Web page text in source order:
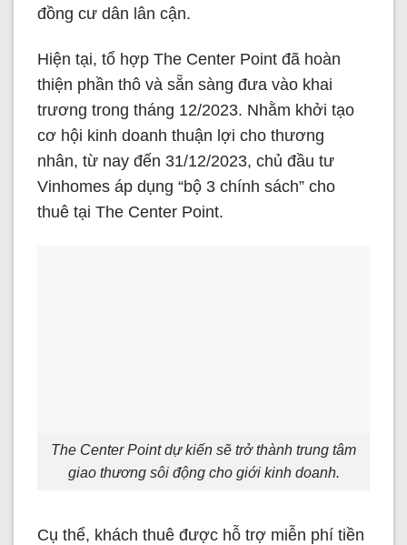
đồng cư dân lân cận.
Hiện tại, tổ hợp The Center Point đã hoàn
thiện phần thô và sẵn sàng đưa vào khai
trương trong tháng 12/2023. Nhằm khởi tạo
cơ hội kinh doanh thuận lợi cho thương
nhân, từ nay đến 31/12/2023, chủ đầu tư
Vinhomes áp dụng “bộ 3 chính sách” cho
thuê tại The Center Point.
The Center Point dự kiến sẽ trở thành trung tâm
giao thương sôi động cho giới kinh doanh.
Cụ thể, khách thuê được hỗ trợ miễn phí tiền